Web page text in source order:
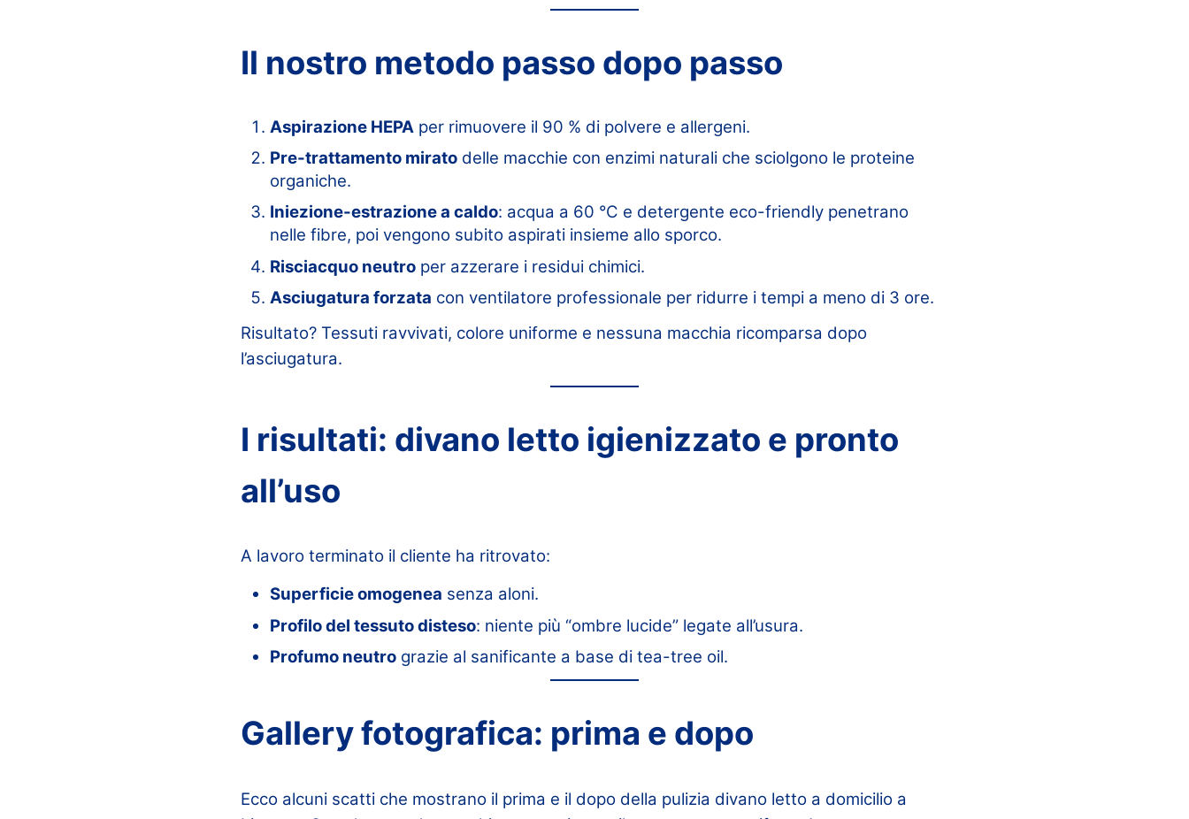
Il nostro metodo passo dopo passo
Aspirazione HEPA per rimuovere il 90 % di polvere e allergeni.
Pre-trattamento miratodelle macchie con enzimi naturali che sciolgono le proteine
organiche.
Iniezione-estrazione a caldo: acqua a 60 °C e detergente eco-friendly penetrano
nelle fibre, poi vengono subito aspirati insieme allo sporco.
Risciacquo neutroper azzerare i residui chimici.
Asciugatura forzata con ventilatore professionale per ridurre i tempi a meno di 3 ore.
Risultato? Tessuti ravvivati, colore uniforme e nessuna macchia ricomparsa dopo
l’asciugatura.
I risultati: divano letto igienizzato e pronto
all’uso
A lavoro terminato il cliente ha ritrovato:
Superficie omogenea senza aloni.
Profilo del tessuto disteso: niente più “ombre lucide” legate all’usura.
Profumo neutrograzie al sanificante a base di tea-tree oil.
Gallery fotografica: prima e dopo
Ecco alcuni scatti che mostrano il prima e il dopo della pulizia divano letto a domicilio a